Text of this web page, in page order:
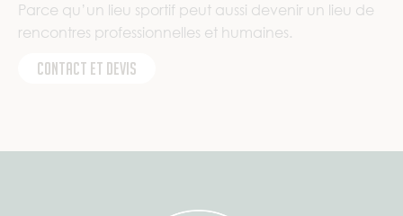
Parce qu’un lieu sportif peut aussi devenir un lieu de
rencontres professionnelles et humaines.
Contact et devis